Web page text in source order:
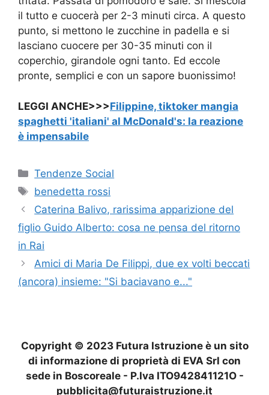
il tutto e cuocerà per 2-3 minuti circa. A questo
punto, si mettono le zucchine in padella e si
lasciano cuocere per 30-35 minuti con il
coperchio, girandole ogni tanto. Ed eccole
pronte, semplici e con un sapore buonissimo!
LEGGI ANCHE>>>Filippine, tiktoker mangia
spaghetti 'italiani' al McDonald's: la reazione
è impensabile
Categorie
Tendenze Social
Tag
benedetta rossi
Caterina Balivo, rarissima apparizione del
figlio Guido Alberto: cosa ne pensa del ritorno
in Rai
Amici di Maria De Filippi, due ex volti beccati
(ancora) insieme: "Si baciavano e..."
Copyright © 2023 Futura Istruzione è un sito
di informazione di proprietà di EVA Srl con
sede in Boscoreale - P.Iva ITO942841121O -
pubblicita@futuraistruzione.it